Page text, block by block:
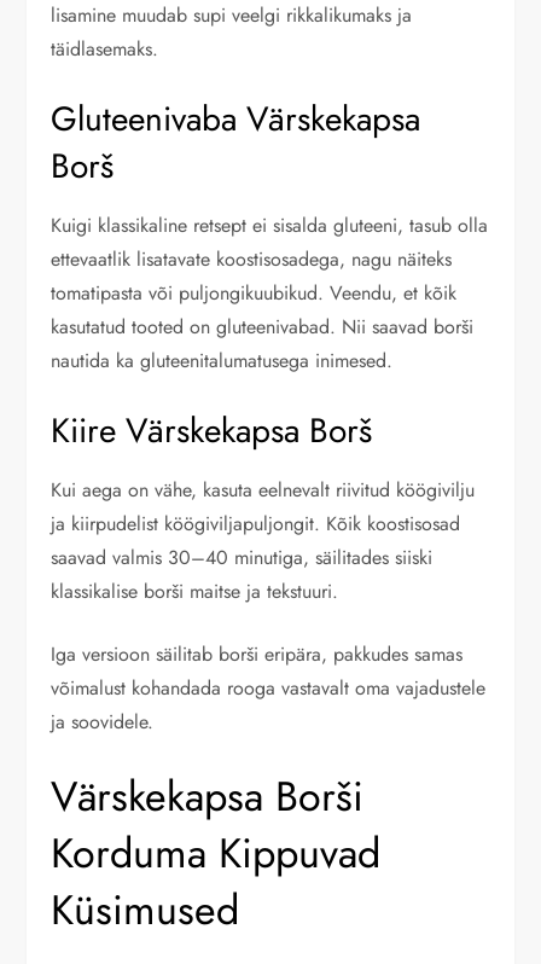
lisamine muudab supi veelgi rikkalikumaks ja
täidlasemaks.
Gluteenivaba Värskekapsa
Borš
Kuigi klassikaline retsept ei sisalda gluteeni, tasub olla
ettevaatlik lisatavate koostisosadega, nagu näiteks
tomatipasta või puljongikuubikud. Veendu, et kõik
kasutatud tooted on gluteenivabad. Nii saavad borši
nautida ka gluteenitalumatusega inimesed.
Kiire Värskekapsa Borš
Kui aega on vähe, kasuta eelnevalt riivitud köögivilju
ja kiirpudelist köögiviljapuljongit. Kõik koostisosad
saavad valmis 30–40 minutiga, säilitades siiski
klassikalise borši maitse ja tekstuuri.
Iga versioon säilitab borši eripära, pakkudes samas
võimalust kohandada rooga vastavalt oma vajadustele
ja soovidele.
Värskekapsa Borši
Korduma Kippuvad
Küsimused